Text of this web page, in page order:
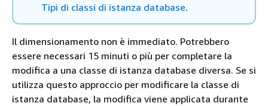
Tipi di classi di istanza database.
Il dimensionamento non è immediato. Potrebbero
essere necessari 15 minuti o più per completare la
modifica a una classe di istanza database diversa. Se si
utilizza questo approccio per modificare la classe di
istanza database, la modifica viene applicata durante